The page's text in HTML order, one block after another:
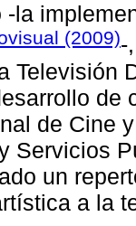
-la
(2009)-
Televisión
de
de Cine
Servicios
un
a la